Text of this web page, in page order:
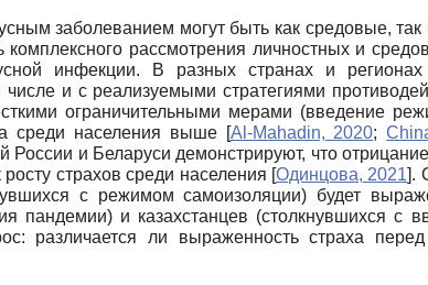
заболеванием могут быть как средовые,
комплексного рассмотрения личностных и
инфекции. В разных странах и регионах
и с реализуемыми стратегиями
ограничительными мерами (введение
среди населения выше [Al-Mahadin, 2020;
и Беларуси демонстрируют, что
страхов среди населения [Одинцова, 2021].
с режимом самоизоляции) будет
пандемии) и казахстанцев (столкнувшихся с
различается ли выраженность страха